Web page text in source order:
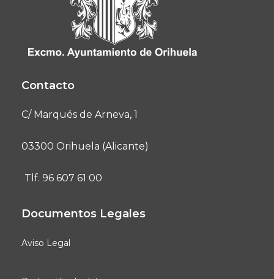
Contacto
C/ Marqués de Arneva, 1
03300 Orihuela (Alicante)
Tlf. 96 607 61 00
Documentos Legales
Aviso Legal